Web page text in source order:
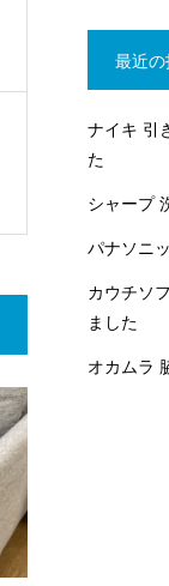
最近
ナイキ 引
た
シャープ
パナソニ
カウチソ
ました
オカムラ